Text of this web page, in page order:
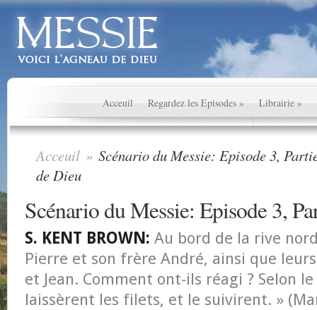
Acceuil Regardez les Episodes » Librairie »
Acceuil » Scénario du Messie: Episode 3,
de Dieu
Scénario du Messie: Episode 3,
S. KENT BROWN: Au bord de la rive
Pierre et son frère André, ainsi que
et Jean. Comment ont-ils réagi ? Selon
laissèrent les filets, et le suivirent. »